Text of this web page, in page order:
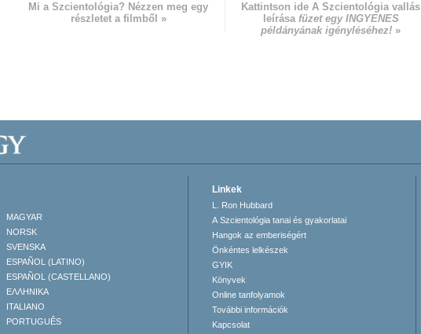
Mi a Szcientológia? Nézzen meg egy
részletet a filmből »
Kattintson ide A Szcientológia vallás
leírásafüzet egy INGYENES
példányának igényléséhez! »
MAGYAR
NORSK
SVENSKA
ESPAÑOL (LATINO)
ESPAÑOL (CASTELLANO)
ΕΛΛΗΝΙΚA
ITALIANO
PORTUGUÊS
Linkek
L. Ron Hubbard
A Szcientológia tanai és gyakorlatai
Hangok az emberiségért
Önkéntes lelkészek
GYIK
Könyvek
Online tanfolyamok
További információk
Kapcsolat